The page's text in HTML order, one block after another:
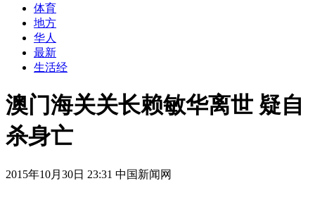
体育
地方
华人
最新
生活经
澳门海关关长赖敏华离世 疑自
杀身亡
2015年10月30日 23:31 中国新闻网